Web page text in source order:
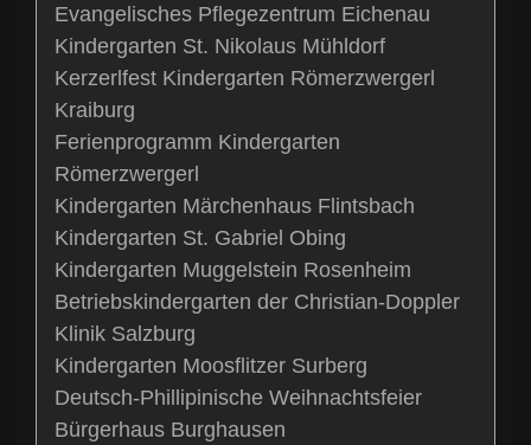
Evangelisches Pflegezentrum Eichenau
Kindergarten St. Nikolaus Mühldorf
Kerzerlfest Kindergarten Römerzwergerl
Kraiburg
Ferienprogramm Kindergarten
Römerzwergerl
Kindergarten Märchenhaus Flintsbach
Kindergarten St. Gabriel Obing
Kindergarten Muggelstein Rosenheim
Betriebskindergarten der Christian-Doppler
Klinik Salzburg
Kindergarten Moosflitzer Surberg
Deutsch-Phillipinische Weihnachtsfeier
Bürgerhaus Burghausen